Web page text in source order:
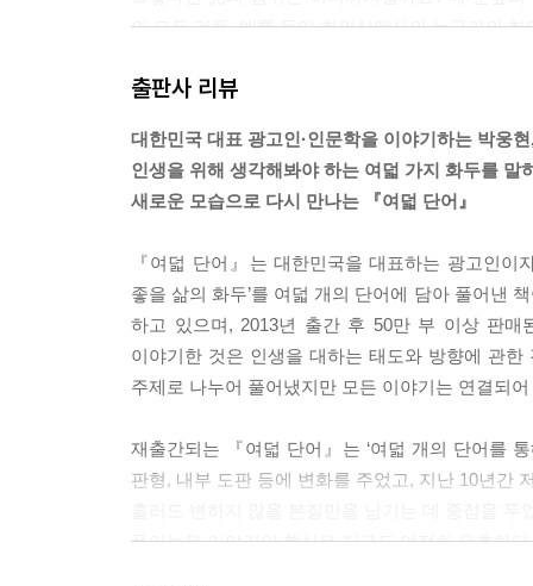
의 모든 것들, 예를 들어 회의실에서의 누군가의
겁니다. (…) 어느 하나를 선택하고, 그 선택을 옳
--- p.162
면, 찬란한 순간을 잡으세요. 자신의 선택을 옳게
겁니다. 순간에 이름을 붙여주고, 의미를 불어넣
--- p.172
옳은 게 이긴다는 걸 믿으세요. 옳은 말은 힘이
음을 놓고 남의 기준점에 맞춰서 사는 겁니까? 노
다.
출판사 리뷰
대한민국 대표 광고인·인문학을 이야기하는 박웅
인생을 위해 생각해봐야 하는 여덟 가지 화두를 말
새로운 모습으로 다시 만나는 『여덟 단어』
『여덟 단어』는 대한민국을 대표하는 광고인
좋을 삶의 화두’를 여덟 개의 단어에 담아 풀어낸
하고 있으며, 2013년 출간 후 50만 부 이상 판매
이야기한 것은 인생을 대하는 태도와 방향에 관
주제로 나누어 풀어냈지만 모든 이야기는 연결되
재출간되는 『여덟 단어』는 ‘여덟 개의 단어를
판형, 내부 도판 등에 변화를 주었고, 지난 10년간
풀어놓은 이야기의 핵심은 지금도 여전히 유효하